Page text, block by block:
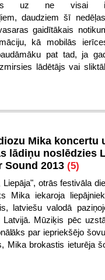
uz ne visai
daudziem šī
gaidītākais
kā mobilās
pat tad, ja
lādētājs vai
Mika koncertu
lādiņu noslēdzies
Sound 2013 (5)
Liepāja", otrās festivāla
Mika iekaroja
latviešu valodā
Latvijā. Mūziķis pēc
par iepriekšējo
Mika brokastis ieturēja